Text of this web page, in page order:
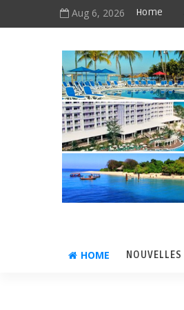
Aug 6, 2026 Home
HOME NOUVELLES